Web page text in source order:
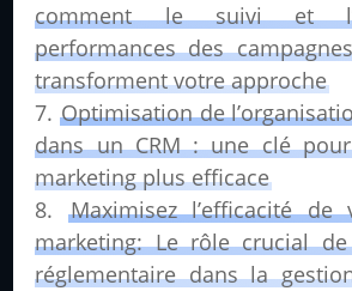
comment le suivi et
performances des
transforment votre approche
Optimisation de
dans un CRM : une clé
marketing plus efficace
Maximisez l’efficacité de
marketing: Le rôle crucial
réglementaire dans la